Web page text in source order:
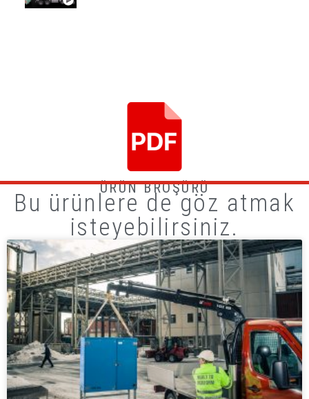
ÜRÜN BROŞÜRÜ
Bu ürünlere de göz atmak
isteyebilirsiniz.